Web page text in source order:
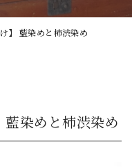
】 藍染めと柿渋染め
染めと柿渋染め